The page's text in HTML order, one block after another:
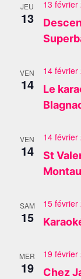
JEU
13
13 février
VEN
14
Le
14 février
VEN
14
St
14 février
SAM
15
15 février
MER
19
Chez
19 février